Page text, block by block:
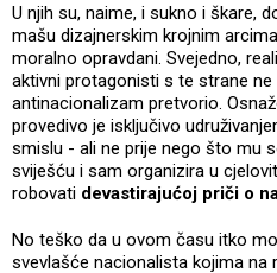
U njih su, naime, i sukno i škare,
mašu dizajnerskim krojnim
moralno opravdani. Svejedno,
aktivni protagonisti s te strane
antinacionalizam pretvorio.
provedivo je isključivo
smislu - ali ne prije nego što mu
sviješću i sam organizira u
robovati devastirajućoj priči o
No teško da u ovom času itko
svevlašće nacionalista kojima na